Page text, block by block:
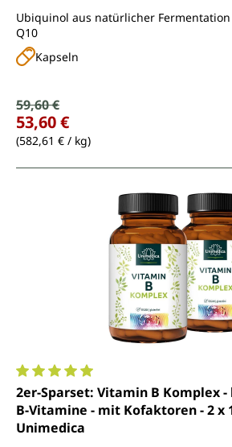
Ubiquinol aus natürlicher
Q10
Kapseln
Verkaufspreis:
Regulärer Preis:
59,60 €
53,60 €
(582,61 € / kg)
Durchschnittliche Bewertung von 5
2er-Sparset: Vitamin B Komplex
B-Vitamine - mit Kofaktoren - 2 x
Unimedica